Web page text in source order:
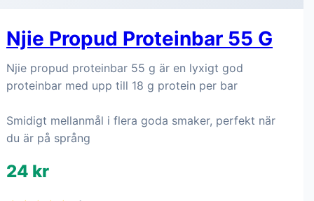
Njie Propud Proteinbar 55 G
Njie propud proteinbar 55 g är en lyxigt god
proteinbar med upp till 18 g protein per bar
Smidigt mellanmål i flera goda smaker, perfekt när
du är på språng
24 kr